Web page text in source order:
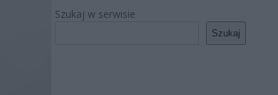
Szukaj w serwisie
Szukaj